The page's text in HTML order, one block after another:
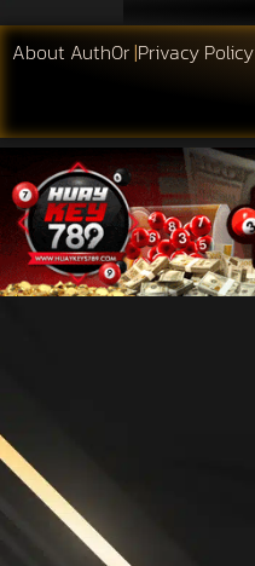
About Auth0r|Privacy Policy